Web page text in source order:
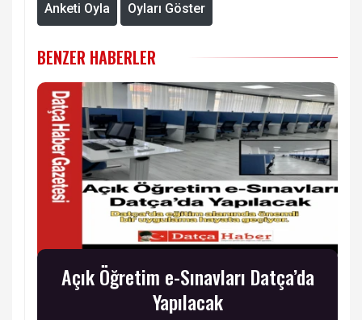
Anketi Oyla Oyları Göster
BENZER HABERLER
Açık Öğretim e-Sınavları Datça’da
Yapılacak